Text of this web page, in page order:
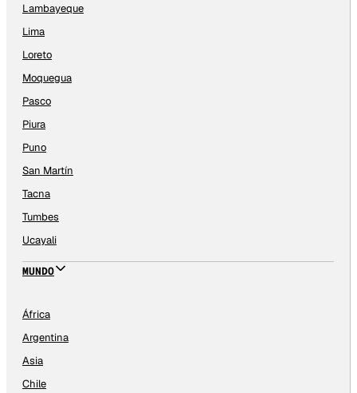
Lambayeque
Lima
Loreto
Moquegua
Pasco
Piura
Puno
San Martín
Tacna
Tumbes
Ucayali
MUNDO
África
Argentina
Asia
Chile